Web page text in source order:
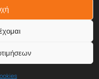
με το